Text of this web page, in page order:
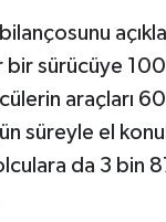
bir sürücüye
araçları
süreyle el
da 3 bin